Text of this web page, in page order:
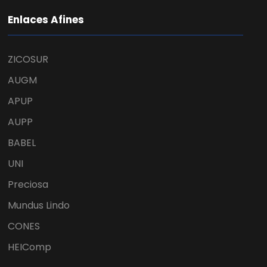
Enlaces Afines
ZICOSUR
AUGM
APUP
AUPP
BABEL
UNI
Preciosa
Mundus Lindo
CONES
HEIComp